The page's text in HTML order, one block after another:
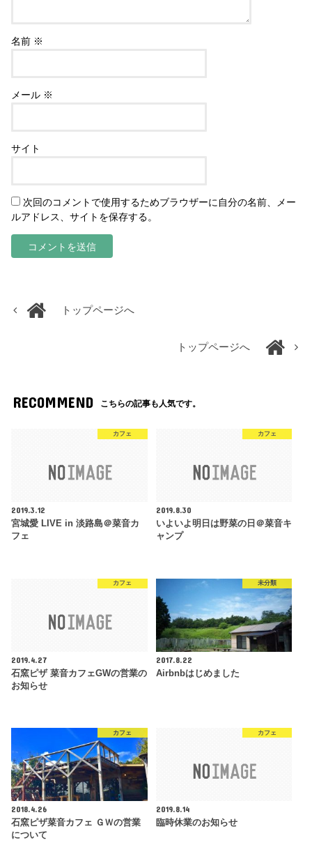
名前 ※
メール ※
サイト
次回のコメントで使用するためブラウザーに自分の名前、メー
ルアドレス、サイトを保存する。
トップページへ
トップページへ
RECOMMEND こちらの記事も人気です。
カフェ
2019.3.12
宮城愛 LIVE in 淡路島＠菜音カ
フェ
カフェ
2019.8.30
いよいよ明日は野菜の日＠菜音キ
ャンプ
カフェ
2019.4.27
石窯ピザ 菜音カフェGWの営業の
お知らせ
未分類
2017.8.22
Airbnbはじめました
カフェ
2018.4.26
石窯ピザ菜音カフェ ＧＷの営業
について
カフェ
2019.8.14
臨時休業のお知らせ